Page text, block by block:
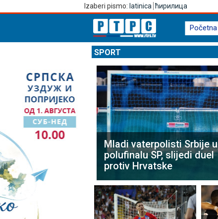
Izaberi pismo: latinica ћирилица
Početna
SPORT
Mladi vaterpolisti Srbije u
polufinalu SP, slijedi duel
protiv Hrvatske